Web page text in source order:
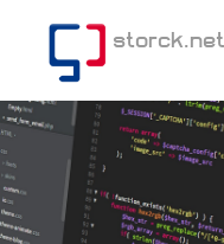
storck.net